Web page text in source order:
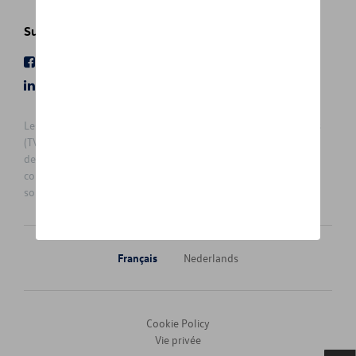
Suivez nous
Les prix affichés sur le présent site sont des prix recommandés
(TVAc), hors éventuels frais de montage. Pour connaitre le prix
de vente actuel et les éventuels frais de montage, veuillez
contacter votre concessionnaire/agent. Les prix recommandés
sont sujets à des changements sans préavis.
Cookie Policy
Vie privée
Français Nederlands